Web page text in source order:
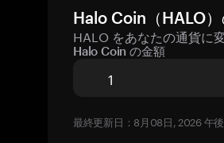
Halo Coin（HALO
HALO をあなたの通貨に
Halo Coin の金額
最終更新日：8月08日, 2026 午